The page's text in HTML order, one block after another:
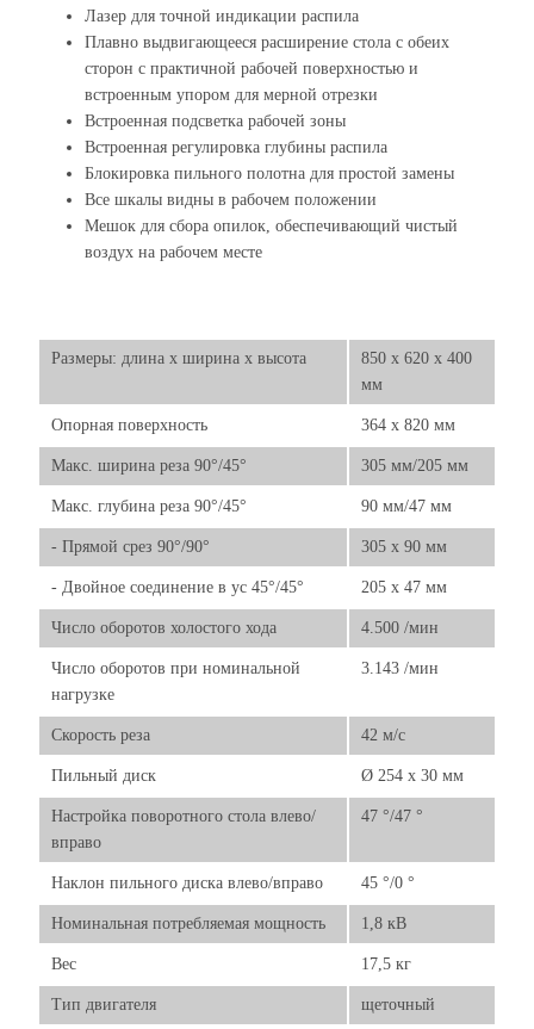
Лазер для точной индикации распила
Плавно выдвигающееся расширение стола с обеих
сторон с практичной рабочей поверхностью и
встроенным упором для мерной отрезки
Встроенная подсветка рабочей зоны
Встроенная регулировка глубины распила
Блокировка пильного полотна для простой замены
Все шкалы видны в рабочем положении
Мешок для сбора опилок, обеспечивающий чистый
воздух на рабочем месте
Размеры: длина х ширина х высота
850 x 620 x 400
мм
Опорная поверхность 364 x 820 мм
Макс. ширина реза 90°/45° 305 мм/205 мм
Макс. глубина реза 90°/45° 90 мм/47 мм
- Прямой срез 90°/90° 305 x 90 мм
- Двойное соединение в ус 45°/45° 205 x 47 мм
Число оборотов холостого хода 4.500 /мин
Число оборотов при номинальной
нагрузке
3.143 /мин
Скорость реза 42 м/с
Пильный диск Ø 254 x 30 мм
Настройка поворотного стола влево/
вправо
47 °/47 °
Наклон пильного диска влево/вправо 45 °/0 °
Номинальная потребляемая мощность 1,8 кВ
Вес 17,5 кг
Тип двигателя щеточный